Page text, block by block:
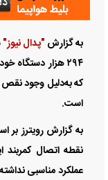
به گزارش"پدال نیوز"
۲۹۴ هزار دستگاه
که به‌دلیل وجود
است.
به گزارش رویترز
نقطه اتصال
عملکرد مناسبی